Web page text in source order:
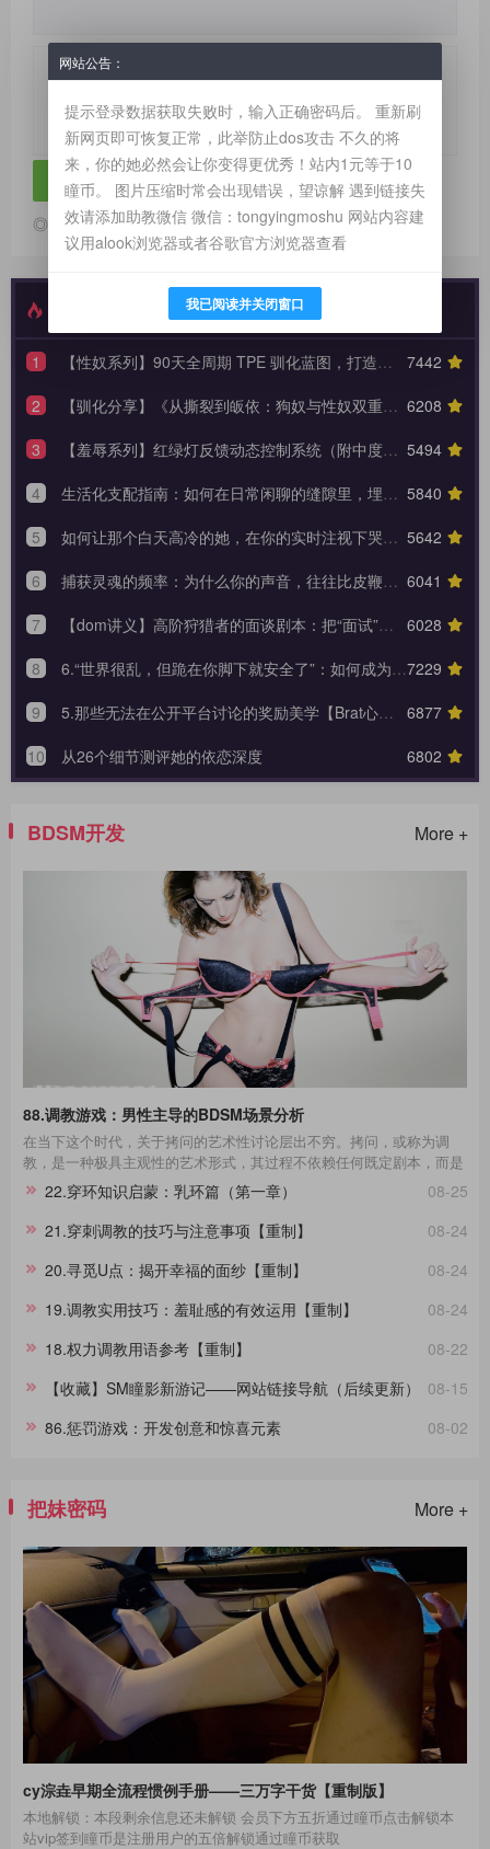
请登录 或注册 后再发表评论！
◎欢迎参与讨论，请在这里发表您的看法、交流您的观点。
特别推荐
7442
1
【性奴系列】90天全周期 TPE 驯化蓝图，打造永不背叛的K6性奴归宿
6208
2
【驯化分享】《从撕裂到皈依：狗奴与性奴双重身份转换的权力美学》90天全周期身份转换训练日志模板
5494
3
【羞辱系列】红绿灯反馈动态控制系统（附中度羞辱的3大安全底线）
5840
4
生活化支配指南：如何在日常闲聊的缝隙里，埋下让她瞬间腿软的言语钩子？
5642
5
如何让那个白天高冷的她，在你的实时注视下哭着承认内心的荒芜？
6041
6
捕获灵魂的频率：为什么你的声音，往往比皮鞭更能让她战栗？
6028
7
【dom讲义】高阶狩猎者的面谈剧本：把“面试”变成一场让对方沉沦的心理外科手术。
7229
8
6.“世界很乱，但跪在你脚下就安全了”：如何成为 Brat 生命中唯一的锚点与终极归宿？【Brat心奴系列-第六期】
6877
9
5.那些无法在公开平台讨论的奖励美学【Brat心奴系列-第五期】
6802
10 从26个细节测评她的依恋深度
BDSM开发 More +
88.调教游戏：男性主导的BDSM场景分析
在当下这个时代，关于拷问的艺术性讨论层出不穷。拷问，或称为调
教，是一种极具主观性的艺术形式，其过程不依赖任何既定剧本，而是
一种即兴的表现艺术。在这场艺术的表达中，每一个不同性格的受拷者
都呈现出独一无二的故事线。举例来说，那些宁死不屈的与那些畏惧权
威的受拷者，他们在面对同样的惩罚时表现出的反应极其不同，这种差
异进一步影响了拷问的整个过程。通过淙垚个人经验和广泛的文献及影
视作品研究，本文旨在分享这一主题。在此，拷问者与受拷者分别扮演
问。拷
08-25
22.穿环知识启蒙：乳环篇（第一章）
08-24
21.穿刺调教的技巧与注意事项【重制】
08-24
20.寻觅U点：揭开幸福的面纱【重制】
08-24
19.调教实用技巧：羞耻感的有效运用【重制】
08-22
18.权力调教用语参考【重制】
08-15
【收藏】SM瞳影新游记——网站链接导航（后续更新）
08-02
86.惩罚游戏：开发创意和惊喜元素
把妹密码 More +
cy淙垚早期全流程惯例手册——三万字干货【重制版】
本地解锁：本段剩余信息还未解锁 会员下方五折通过瞳币点击解锁本
站vip签到瞳币是注册用户的五倍解锁通过瞳币获取
网站公告：
提示登录数据获取失败时，输入正确密码后。 重新刷
新网页即可恢复正常，此举防止dos攻击 不久的将
来，你的她必然会让你变得更优秀！站内1元等于10
瞳币。 图片压缩时常会出现错误，望谅解 遇到链接失
效请添加助教微信 微信：tongyingmoshu 网站内容建
议用alook浏览器或者谷歌官方浏览器查看
我已阅读并关闭窗口